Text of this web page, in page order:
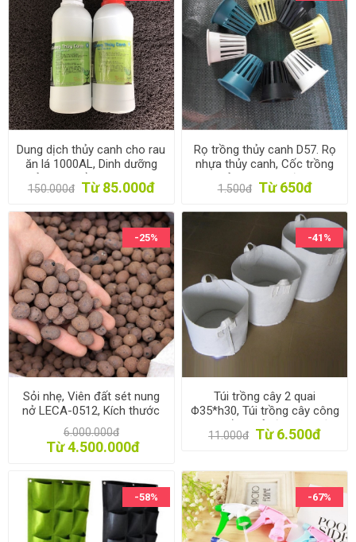
Dung dịch thủy canh cho rau
ăn lá 1000AL, Dinh dưỡng
thủy canh trồng rau 1l * 2,
Phân bón thủy sinh
150.000đ Từ 85.000đ
Rọ trồng thủy canh D57. Rọ
nhựa thủy canh, Cốc trồng
rau thủy canh, Rọ đựng giá
thể thủy canh
1.500đ Từ 650đ
-25%
Sỏi nhẹ, Viên đất sét nung
nở LECA-0512, Kích thước
05-12mm, Expanded clay
pebbles LECA
6.000.000đ
Từ 4.500.000đ
-41%
Túi trồng cây 2 quai
Φ35*h30, Túi trồng cây công
trình bằng Vải địa kỹ thuật
không dệt
11.000đ Từ 6.500đ
-58% -67%